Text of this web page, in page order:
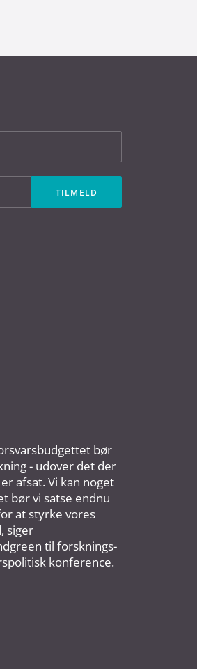
bør
- udover det der
afsat. Vi kan noget
bør vi satse endnu
at styrke vores
siger
til forsknings-
konference.